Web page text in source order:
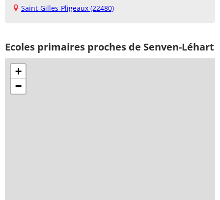
Saint-Gilles-Pligeaux (22480)
Ecoles primaires proches de Senven-Léhart
+
−